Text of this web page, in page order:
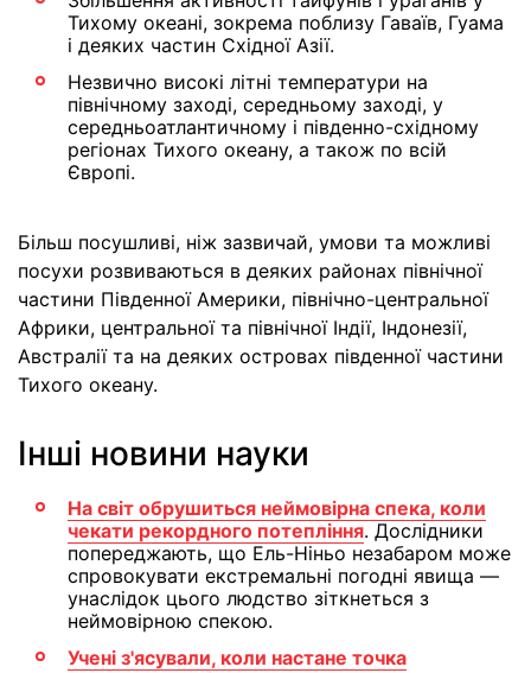
Тихому океані, зокрема поблизу Гаваїв, Гуама
і деяких частин Східної Азії.
Незвично високі літні температури на
північному заході, середньому заході, у
середньоатлантичному і південно-східному
регіонах Тихого океану, а також по всій
Європі.
Більш посушливі, ніж зазвичай, умови та можливі
посухи розвиваються в деяких районах північної
частини Південної Америки, північно-центральної
Африки, центральної та північної Індії, Індонезії,
Австралії та на деяких островах південної частини
Тихого океану.
Інші новини науки
На світ обрушиться неймовірна спека, коли
чекати рекордного потепління. Дослідники
попереджають, що Ель-Ніньо незабаром може
спровокувати екстремальні погодні явища —
унаслідок цього людство зіткнеться з
неймовірною спекою.
Учені з'ясували, коли настане точка